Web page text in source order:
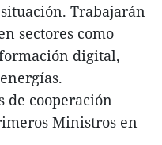
Trabajarán
sectores como
digital,
de cooperación
Ministros en